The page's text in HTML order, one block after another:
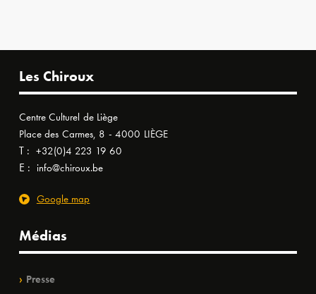
Les Chiroux
Centre Culturel de Liège
Place des Carmes, 8 - 4000 LIÈGE
T : +32(0)4 223 19 60
E : info@chiroux.be
Google map
Médias
Presse